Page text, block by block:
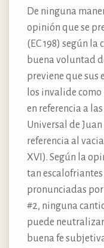
De ninguna
opinión que se
(EC 198) según
buena voluntad
previene que sus
los invalide
en referencia a
Universal de
referencia al
XVI). Según la
tan
pronunciadas por
#2, ninguna
puede
buena fe